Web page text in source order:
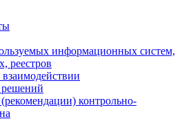
информационных систем,
реестров
контрольно-